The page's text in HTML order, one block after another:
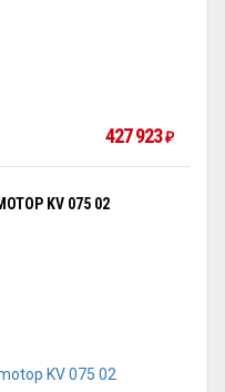
427 923₽
KV 075 02